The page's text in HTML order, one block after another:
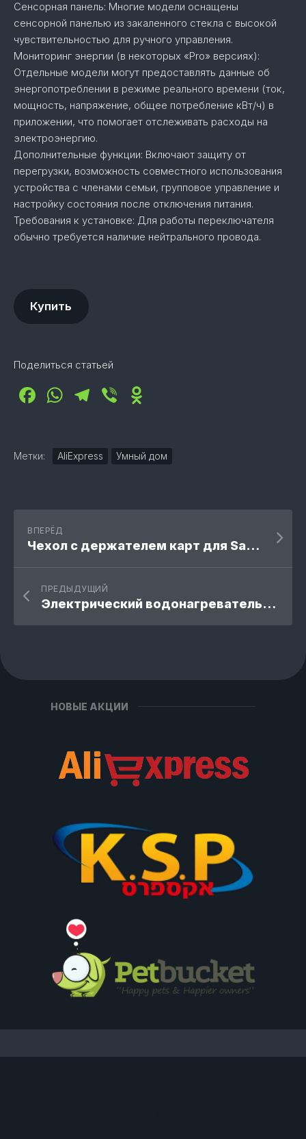
Сенсорная панель: Многие модели оснащены
сенсорной панелью из закаленного стекла с высокой
чувствительностью для ручного управления.
Мониторинг энергии (в некоторых «Pro» версиях):
Отдельные модели могут предоставлять данные об
энергопотреблении в режиме реального времени (ток,
мощность, напряжение, общее потребление кВт/ч) в
приложении, что помогает отслеживать расходы на
электроэнергию.
Дополнительные функции: Включают защиту от
перегрузки, возможность совместного использования
устройства с членами семьи, групповое управление и
настройку состояния после отключения питания.
Требования к установке: Для работы переключателя
обычно требуется наличие нейтрального провода.
Купить
Поделиться статьей
Facebook
WhatsApp
Telegram
Viber
Метки: AliExpress Умный дом
ВПЕРЁД
Чехол с держателем карт для Samsung Galaxy
ПРЕДЫДУЩИЙ
Электрический водонагреватель 5500 Вт
НОВЫЕ АКЦИИ